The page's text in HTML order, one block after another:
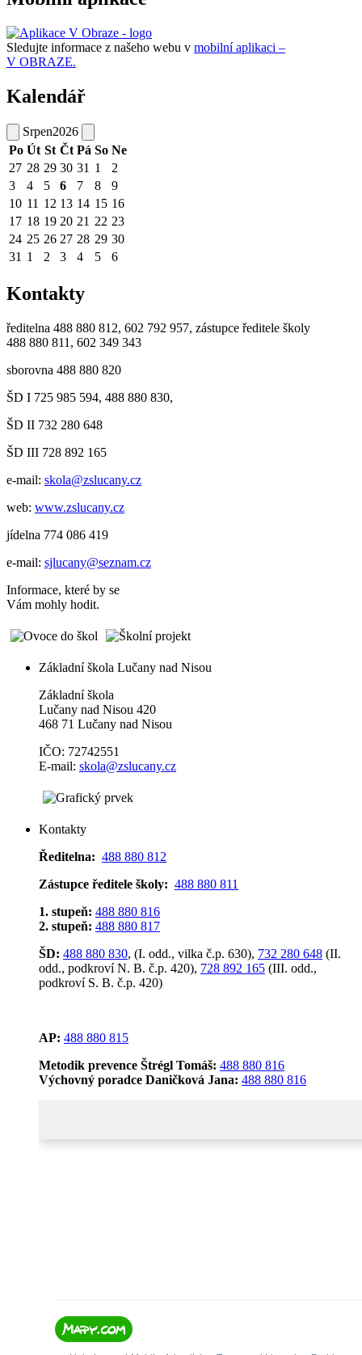
Sledujte informace z našeho webu v mobilní aplikaci –
V OBRAZE.
Kalendář
Srpen2026
Po Út St Čt Pá So Ne
27 28 29 30 31 1
2
3
4 5 6 7 8
9
10 11 12 13 14 15 16
17 18 19 20 21 22 23
24 25 26 27 28 29 30
31 1 2 3 4 5 6
Kontakty
ředitelna 488 880 812, 602 792 957, zástupce ředitele školy
488 880 811, 602 349 343
sborovna 488 880 820
ŠD I 725 985 594, 488 880 830,
ŠD II 732 280 648
ŠD III 728 892 165
e-mail: skola@zslucany.cz
web: www.zslucany.cz
jídelna 774 086 419
e-mail: sjlucany@seznam.cz
Informace, které by se
Vám mohly hodit.
Základní škola Lučany nad Nisou
Základní škola
Lučany nad Nisou 420
468 71 Lučany nad Nisou
IČO: 72742551
E-mail: skola@zslucany.cz
Kontakty
Ředitelna: 488 880 812
Zástupce ředitele školy: 488 880 811
1. stupeň: 488 880 816
2. stupeň: 488 880 817
ŠD: 488 880 830, (I. odd., vilka č.p. 630), 732 280 648 (II.
odd., podkroví N. B. č.p. 420), 728 892 165 (III. odd.,
podkroví S. B. č.p. 420)
AP: 488 880 815
Metodik prevence Štrégl Tomáš: 488 880 816
Výchovný poradce Daničková Jana: 488 880 816